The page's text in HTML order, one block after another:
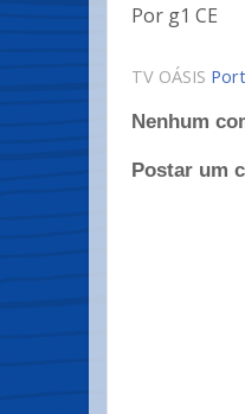
Por g1 CE
TV OÁSIS
Nenhum
Postar um